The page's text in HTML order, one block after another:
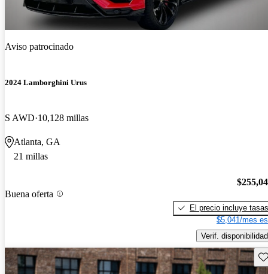
Aviso patrocinado
2024 Lamborghini Urus
S AWD 10,128 millas
Atlanta, GA
21 millas
Buena oferta
El precio incluye tasas
$5,041/mes
Verif. disponibilidad